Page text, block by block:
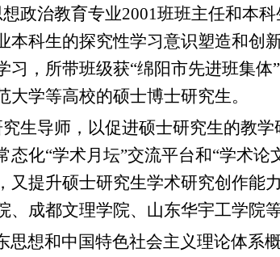
政治教育专业2001班班主任和本
本科生的探究性学习意识塑造和创
习，所带班级获“绵阳市先进班集
大学等高校的硕士博士研究生。
生导师，以促进硕士研究生的教
态化“学术月坛”交流平台和“学术
又提升硕士研究生学术研究创作能
、成都文理学院、山东华宇工学院
思想和中国特色社会主义理论体系